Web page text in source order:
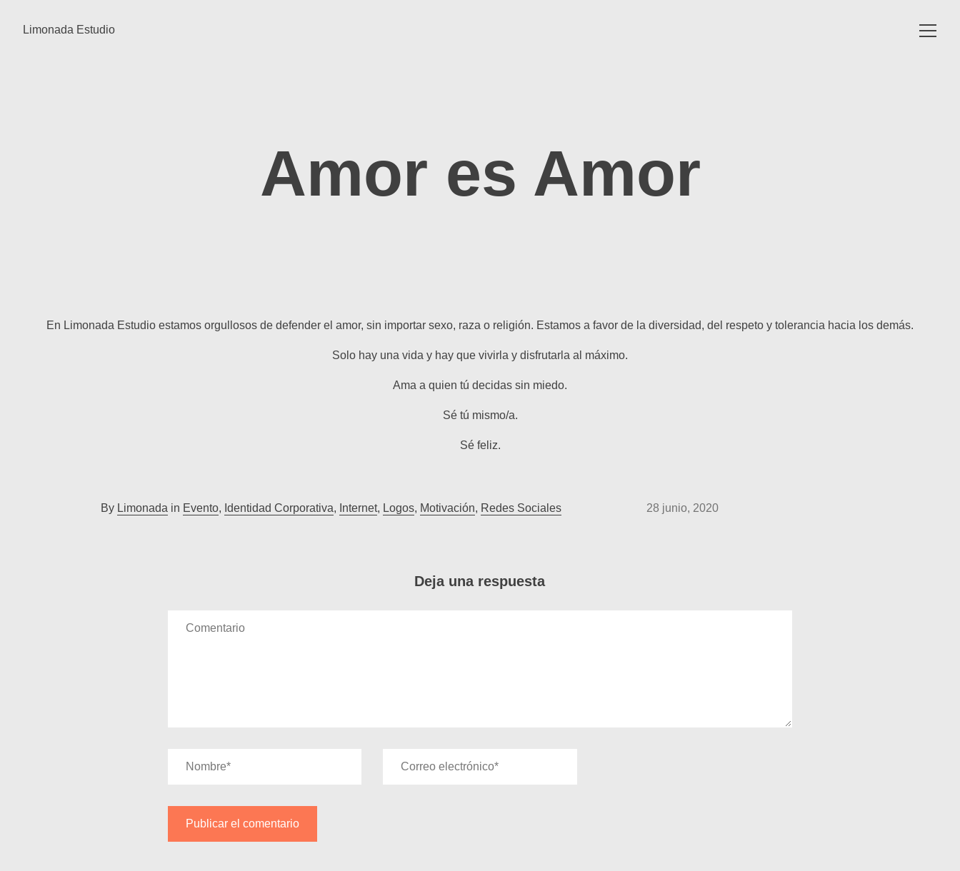
Toggle
Limonada Estudio
Amor es Amor
En Limonada Estudio estamos orgullosos de defender el amor, sin importar sexo, raza o religión. Estamos a favor de la diversidad, del respeto y tolerancia hacia los demás.
Solo hay una vida y hay que vivirla y disfrutarla al máximo.
Ama a quien tú decidas sin miedo.
Sé tú mismo/a.
Sé feliz.
By Limonada in Evento, Identidad Corporativa, Internet, Logos, Motivación, Redes Sociales 28 junio, 2020
Deja una respuesta